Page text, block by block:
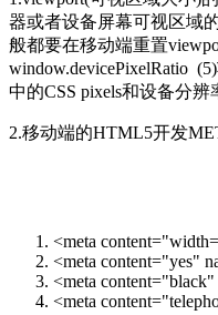
器或者设备屏幕可视区域
般都要在移动端重置
window.devicePixelRatio
中的CSS pixels和设备分
2.移动端的HTML5开发
<meta
<meta content="yes"
<meta
<meta